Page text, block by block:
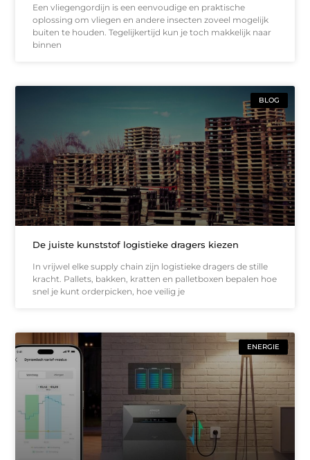
Een vliegengordijn is een eenvoudige en praktische
oplossing om vliegen en andere insecten zoveel mogelijk
buiten te houden. Tegelijkertijd kun je toch makkelijk naar
binnen
BLOG
De juiste kunststof logistieke dragers kiezen
In vrijwel elke supply chain zijn logistieke dragers de stille
kracht. Pallets, bakken, kratten en palletboxen bepalen hoe
snel je kunt orderpicken, hoe veilig je
ENERGIE